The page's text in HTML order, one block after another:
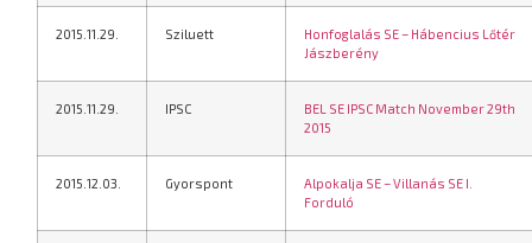
2015.11.29. Sziluett
Honfoglalás SE – Hábencius Lőtér
Jászberény
2015.11.29. IPSC
BEL SE IPSC Match November 29th
2015
2015.12.03. Gyorspont
Alpokalja SE – Villanás SE I.
Forduló